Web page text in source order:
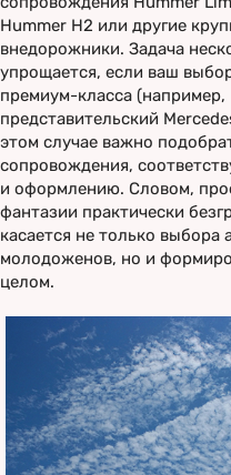
Hummer H2 или другие
внедорожники. Задача
упрощается, если ваш
премиум-класса (например,
представительский
этом случае важно
сопровождения,
и оформлению. Словом,
фантазии практически
касается не только выбора
молодоженов, но и
целом.